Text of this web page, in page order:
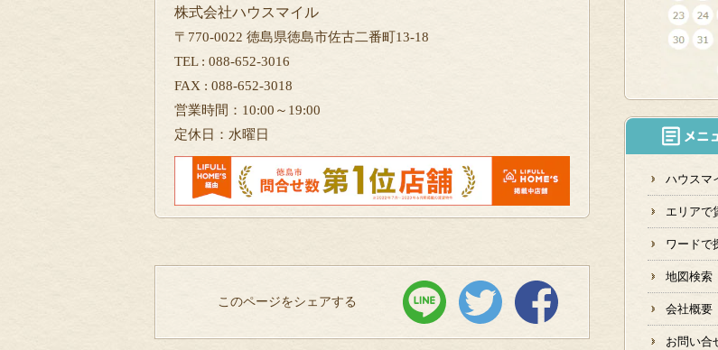
株式会社ハウスマイル
〒770-0022 徳島県徳島市佐古二番町13-18
TEL : 088-652-3016
FAX : 088-652-3018
営業時間：10:00～19:00
定休日：水曜日
このページをシェアする
ハウスマ
エリアで
ワードで
地図検索
会社概要
お問い合